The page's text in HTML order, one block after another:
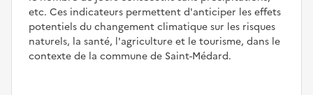
etc. Ces indicateurs permettent d'anticiper les effets
potentiels du changement climatique sur les risques
naturels, la santé, l'agriculture et le tourisme, dans le
contexte de la commune de Saint-Médard.